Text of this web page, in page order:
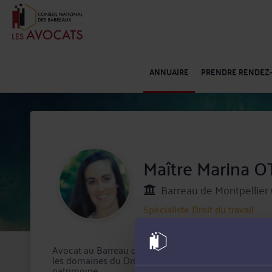
ANNUAIRE PRENDRE
Maître Marina
Barreau de
Spécialiste Droit du travail
Avocat au Barreau de Montpellier, Maître Marina
les domaines du Droit de la santé, Droit du travail et